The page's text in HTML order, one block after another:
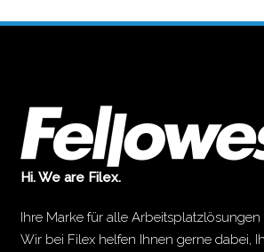
Hi. We are Filex.
Ihre Marke für alle Arbeitsplatzlösungen
Wir bei Filex helfen Ihnen gerne dabei,